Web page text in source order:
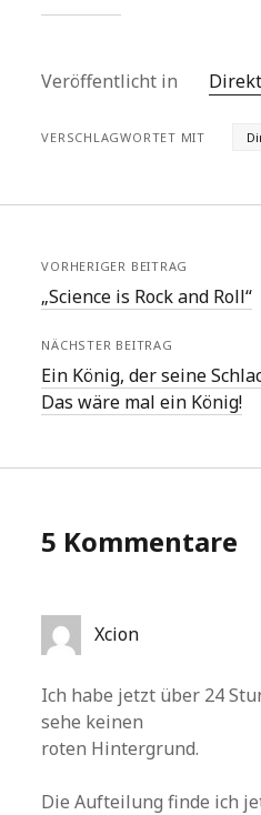
Veröffentlicht in Direkt
VERSCHLAGWORTET MIT
VORHERIGER BEITRAG
„Science is Rock and Roll“
NÄCHSTER BEITRAG
Ein König, der seine
Das wäre mal ein König!
5 Kommentare
Xcion
Ich habe jetzt über 24
sehe keinen
roten Hintergrund.
Die Aufteilung finde ich